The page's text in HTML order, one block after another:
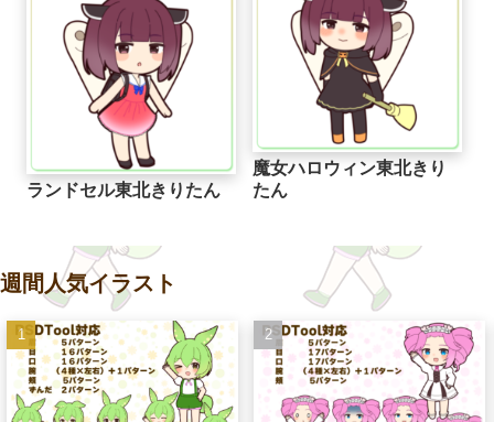
魔女ハロウィン東北きり
たん
ランドセル東北きりたん
週間人気イラスト